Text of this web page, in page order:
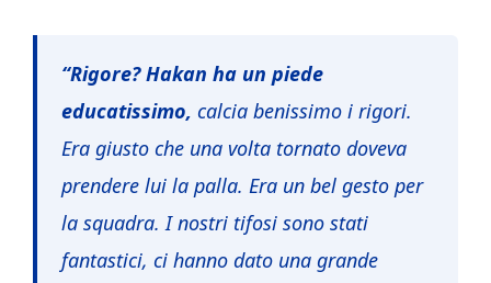
“Rigore? Hakan ha un piede
educatissimo, calcia benissimo i rigori.
Era giusto che una volta tornato doveva
prendere lui la palla. Era un bel gesto per
la squadra. I nostri tifosi sono stati
fantastici, ci hanno dato una grande